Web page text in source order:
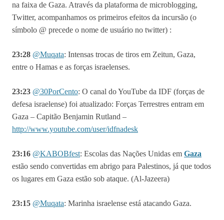
na faixa de Gaza. Através da plataforma de microblogging,
Twitter, acompanhamos os primeiros efeitos da incursão (o
símbolo @ precede o nome de usuário no twitter) :
23:28 @Muqata: Intensas trocas de tiros em Zeitun, Gaza,
entre o Hamas e as forças israelenses.
23:23 @30PorCento: O canal do YouTube da IDF (forças de
defesa israelense) foi atualizado: Forças Terrestres entram em
Gaza – Capitão Benjamin Rutland –
http://www.youtube.com/user/idfnadesk
23:16 @KABOBfest: Escolas das Nações Unidas em Gaza
estão sendo convertidas em abrigo para Palestinos, já que todos
os lugares em Gaza estão sob ataque. (Al-Jazeera)
23:15 @Muqata: Marinha israelense está atacando Gaza.